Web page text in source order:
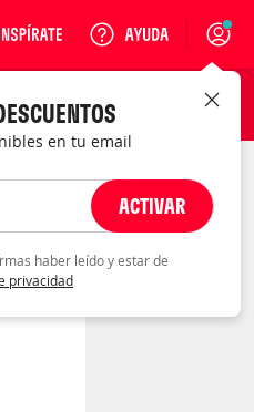
Login
en tu email
ACTIVAR
haber leído y estar de
privacidad